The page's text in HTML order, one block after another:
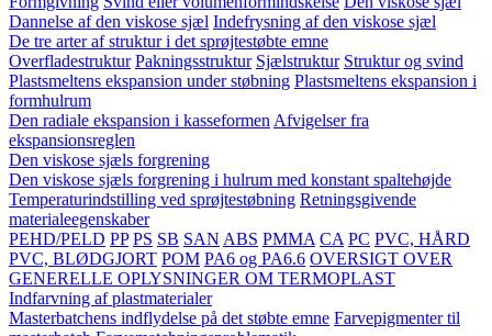
Dannelse af den viskose sjæl Indefrysning af den viskose sjæl
De tre arter af struktur i det sprøjtestøbte emne
Overfladestruktur Pakningsstruktur Sjælstruktur Struktur og svind
Plastsmeltens ekspansion under støbning Plastsmeltens ekspansion i
formhulrum
Den radiale ekspansion i kasseformen Afvigelser fra
ekspansionsreglen
Den viskose sjæls forgrening
Den viskose sjæls forgrening i hulrum med konstant spaltehøjde
Temperaturindstilling ved sprøjtestøbning Retningsgivende
materialeegenskaber
PEHD/PELD PP PS SB SAN ABS PMMA CA PC PVC, HÅRD
PVC, BLØDGJORT POM PA6 og PA6.6 OVERSIGT OVER
GENERELLE OPLYSNINGER OM TERMOPLAST
Indfarvning af plastmaterialer
Masterbatchens indflydelse på det støbte emne Farvepigmenter til